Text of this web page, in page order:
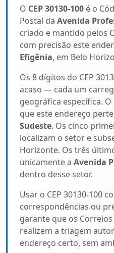
O CEP 30130-100 é o
Postal da Avenida
criado e mantido pelos
com precisão este
Efigênia, em Belo
Os 8 dígitos do CEP
acaso — cada um
geográfica específica.
que este endereço
Sudeste. Os cinco
localizam o setor e
Horizonte. Os três
unicamente a Avenida
dentro desse setor.
Usar o CEP 30130-100
correspondências ou
garante que os
realizem a triagem
endereço certo, sem